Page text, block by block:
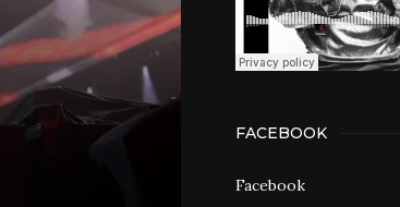
FACEBOOK
Facebook